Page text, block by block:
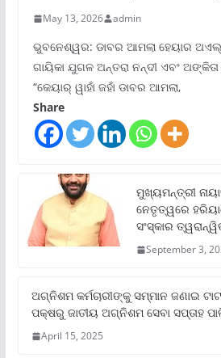
May 13, 2026 admin
ଭୁବନେଶ୍ୱର: ଡାବର ଆମଲା ହେୟାର
ଗାୟିକା ଯୁଗଳ ଅନ୍ତରା ନନ୍ଦୀ ଏବଂ
“କେୟାର୍ ୱାହାଁ ଜହାଁ ଡାବର ଆମଲା,
Share
ମୁଖ୍ୟମନ୍ତ୍ରୀ
ନେତୃତ୍ୱରେ
ସଂସ୍କାର
September 3,
ଅଗ୍ନିଶମ କର୍ମଚାରୀଙ୍କୁ ସମ୍ମାନ ଜଣାଇ
ପକ୍ଷରୁ ଜାତୀୟ ଅଗ୍ନିଶମ ସେବା ସପ୍ତାହ
April 15, 2025